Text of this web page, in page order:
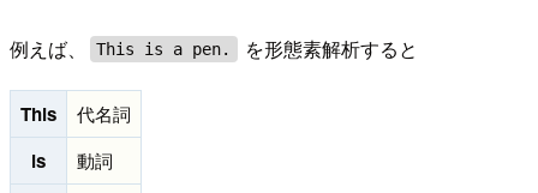
例えば、 This is a pen. を形態素解析すると
This 代名詞
is 動詞